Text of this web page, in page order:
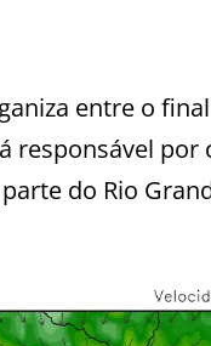
entre o
responsável
do Rio